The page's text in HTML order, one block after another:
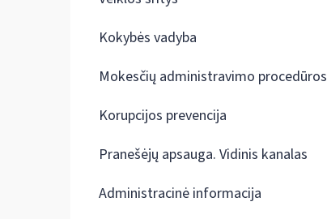
Kokybės vadyba
Mokesčių administravimo procedūros
Korupcijos prevencija
Pranešėjų apsauga. Vidinis kanalas
Administracinė informacija